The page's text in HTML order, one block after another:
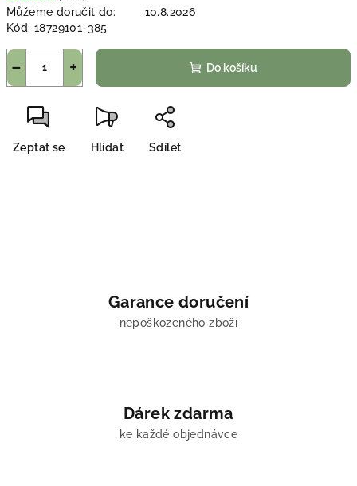
Můžeme doručit do:
10.8.2026
Kód: 18729101-385
+
− Do košíku
Zeptat se Hlídat Sdílet
Garance doručení
nepoškozeného zboží
Dárek zdarma
ke každé objednávce